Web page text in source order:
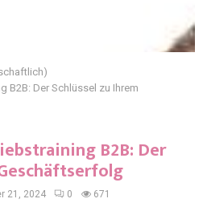
B2B: Der Schlüssel zu Ihrem
B2B: Der
21, 2024 0 671